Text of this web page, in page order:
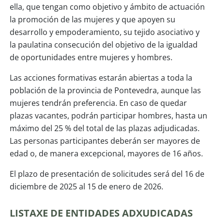
ella, que tengan como objetivo y ámbito de actuación
la promoción de las mujeres y que apoyen su
desarrollo y empoderamiento, su tejido asociativo y
la paulatina consecución del objetivo de la igualdad
de oportunidades entre mujeres y hombres.
Las acciones formativas estarán abiertas a toda la
población de la provincia de Pontevedra, aunque las
mujeres tendrán preferencia. En caso de quedar
plazas vacantes, podrán participar hombres, hasta un
máximo del 25 % del total de las plazas adjudicadas.
Las personas participantes deberán ser mayores de
edad o, de manera excepcional, mayores de 16 años.
El plazo de presentación de solicitudes será del 16 de
diciembre de 2025 al 15 de enero de 2026.
LISTAXE DE ENTIDADES ADXUDICADAS